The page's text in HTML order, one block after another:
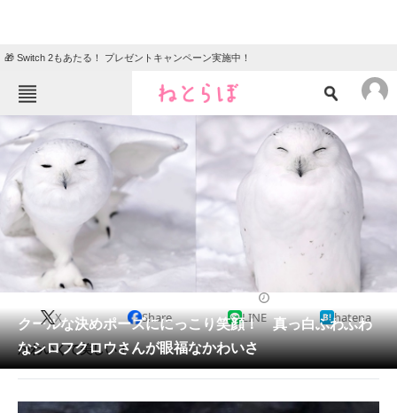
🎁 Switch 2もあたる！ プレゼントキャンペーン実施中！
ねとらぼメニュー
TOP
エンタメ クイズ
グルメ
住まい 教育・育児
会員記事
メディア
クールな決めポーズににっこり笑顔！ 真っ白ふわふわ
なシロフクロウさんが眼福なかわいさ
X Share LINE hatena
かわいくて美しい！